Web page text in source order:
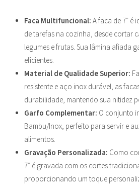
Faca Multifuncional: A faca de 7″ é
de tarefas na cozinha, desde cortar
legumes e frutas. Sua lâmina afiada
eficientes.
Material de Qualidade Superior:
resistente e aço inox durável, as
durabilidade, mantendo sua nitidez
Garfo Complementar: O conjunto
Bambu/Inox, perfeito para servir e
alimentos.
Gravação Personalizada: Como
7″ é gravada com os cortes
proporcionando um toque